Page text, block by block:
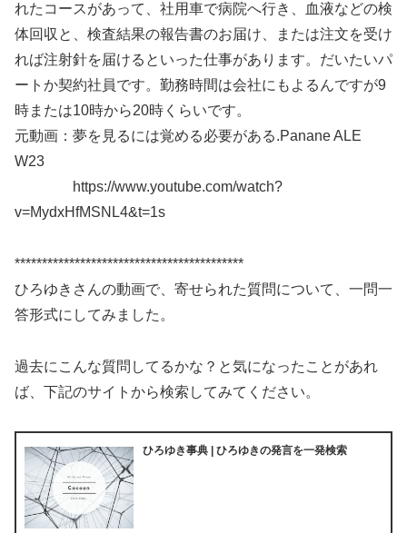
れたコースがあって、社用車で病院へ行き、血液などの検
体回収と、検査結果の報告書のお届け、または注文を受け
れば注射針を届けるといった仕事があります。だいたいパ
ートか契約社員です。勤務時間は会社にもよるんですが9
時または10時から20時くらいです。
元動画：夢を見るには覚める必要がある.Panane ALE
W23
https://www.youtube.com/watch?
v=MydxHfMSNL4&t=1s
******************************************
ひろゆきさんの動画で、寄せられた質問について、一問一
答形式にしてみました。
過去にこんな質問してるかな？と気になったことがあれ
ば、下記のサイトから検索してみてください。
ひろゆき事典 | ひろゆきの発言を一発検索